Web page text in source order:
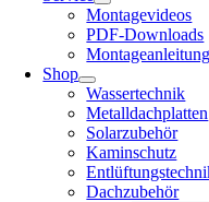
Montagevideos
PDF-Downloads
Shop
Wassertechnik
Metalldachplatten
Solarzubehör
Kaminschutz
Dachzubehör